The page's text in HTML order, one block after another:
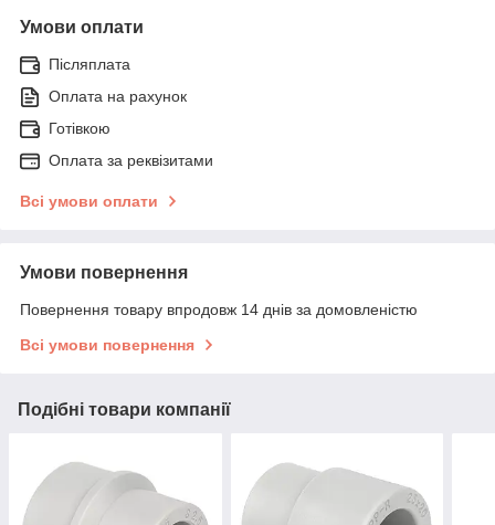
Умови оплати
Післяплата
Оплата на рахунок
Готівкою
Оплата за реквізитами
Всі умови оплати
Умови повернення
Повернення товару впродовж 14 днів за домовленістю
Всі умови повернення
Подібні товари компанії